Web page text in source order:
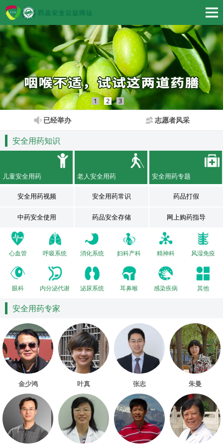
1 2 3
已经举办 志愿者风采
安全用药知识
儿童安全用药 老人安全用药 安全用药专题
安全用药视频 安全用药常识 药品打假
中药安全使用 药品安全存储 网上购药指导
心血管 呼吸系统 消化系统 妇科产科 精神科 风湿免疫
眼科 内分泌代谢 泌尿系统 耳鼻喉 感染疾病 其他
安全用药专家
金少鸿 叶真 张志 朱曼